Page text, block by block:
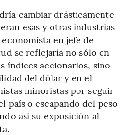
cambiar drásticamente
esas y otras industrias
en jefe de
se reflejaría no sólo en
índices accionarios, sino
del dólar y en el
minoristas por seguir
país o escapando del peso
así su exposición al